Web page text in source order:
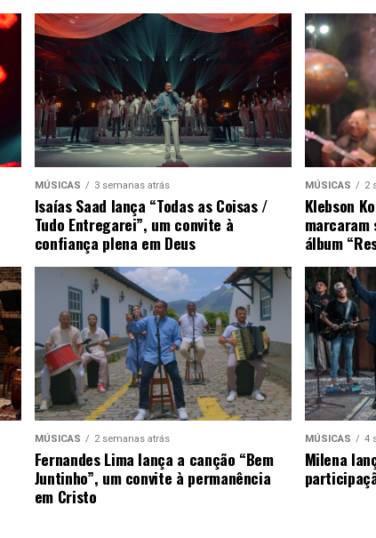
MÚSICAS 3 semanas atrás
Isaías Saad lança “Todas as Coisas /
Tudo Entregarei”, um convite à
confiança plena em Deus
MÚSICAS 2
Klebson
marcaram
álbum
MÚSICAS 2 semanas atrás
Fernandes Lima lança a canção “Bem
Juntinho”, um convite à permanência
em Cristo
MÚSICAS 4
Milena